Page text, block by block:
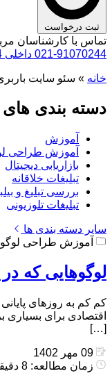
ثبت درخواست
تماس با کارشناسان
021-91070244 داخلی 334
خانه » سئو سایت
دسته بندی
آموزش
آموزش طراحی
بازاریابی دیجیتال
تبلیغات خلاقانه
بررسی تبلیغ و
تبلیغات تلوزیونی
سایر دسته بندی ها
آموزش طراحی
لوگوهایی که در 2022 ریدیزاین شدند
اقتصادی برای بسیاری
[…]
زمان مطالعه: 8 دقیقه